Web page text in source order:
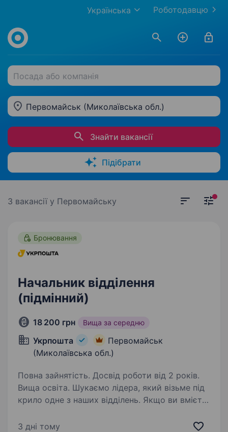
Роботодавцю
Українська
Посада або компанія
Первомайськ (Миколаївська обл.)
Знайти вакансії
Підібрати
3 вакансії у Первомайську
Бронювання
Начальник відділення
(підмінний)
18 200 грн Вища за середню
Укрпошта
Первомайськ
(Миколаївська обл.)
Повна зайнятість. Досвід роботи від 2 років.
Вища освіта. Шукаємо лідера, який візьме під
крило одне з наших відділень. Якщо ви вмієте
з клієнтами — ми чекаємо саме на вас. Ваша
3 дні тому